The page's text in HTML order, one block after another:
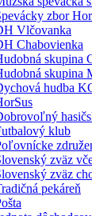
zbor
Vlčovanka
Chabovienka
skupina
skupina
hudba
klub
zväz
zväz
pekáreň